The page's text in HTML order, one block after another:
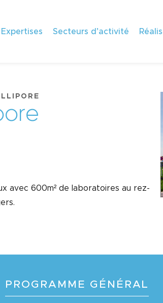
Expertises Secteurs d’activité
ore
avec 600m² de laboratoires au rez-
PROGRAMME GÉNÉRAL